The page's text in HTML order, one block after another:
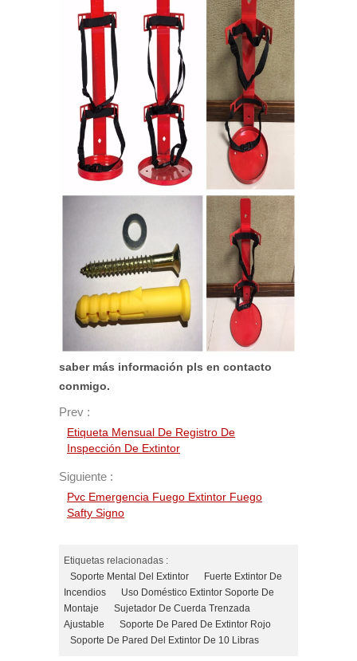
saber más información pls en contacto
conmigo.
Prev :
Etiqueta Mensual De Registro De
Inspección De Extintor
Siguiente :
Pvc Emergencia Fuego Extintor Fuego
Safty Signo
Etiquetas relacionadas :
Soporte Mental Del Extintor
Fuerte Extintor De
Incendios
Uso Doméstico Extintor Soporte De
Montaje
Sujetador De Cuerda Trenzada
Ajustable
Soporte De Pared De Extintor Rojo
Soporte De Pared Del Extintor De 10 Libras